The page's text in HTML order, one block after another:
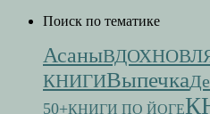
Поиск по тематике
Асаны
КНИГИВыпечка
50+КНИГИ ПО ЙОГЕ